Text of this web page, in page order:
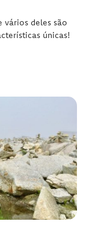
vários deles são
únicas!